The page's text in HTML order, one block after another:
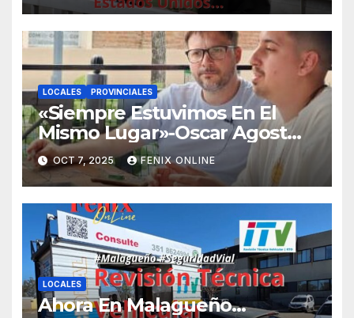
LOCALES PROVINCIALES
«Siempre Estuvimos En El
Mismo Lugar»-Oscar Agost
Carreño-
OCT 7, 2025 FENIX ONLINE
LOCALES
Ahora En Malagueño…